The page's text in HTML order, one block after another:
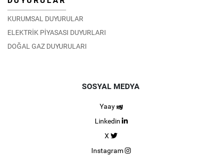
KURUMSAL DUYURULAR
ELEKTRİK PİYASASI DUYURLARI
DOĞAL GAZ DUYURULARI
SOSYAL MEDYA
Yaay
Linkedin
X
Instagram